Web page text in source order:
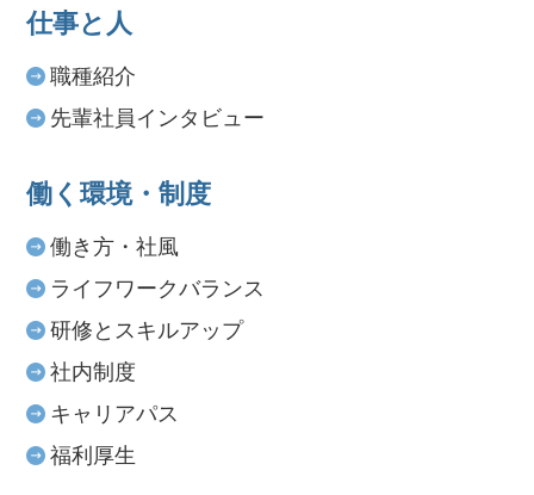
仕事と人
職種紹介
先輩社員インタビュー
働く環境・制度
働き方・社風
ライフワークバランス
研修とスキルアップ
社内制度
キャリアパス
福利厚生